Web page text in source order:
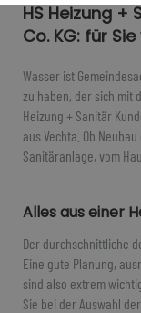
HS Heizung +
Co. KG: für
Wasser ist
zu haben, der sich mit
Heizung + Sanitär
aus Vechta. Ob
Sanitäranlage, vom
Alles aus einer
Der durchschnittliche
Eine gute Planung,
sind also extrem
Sie bei der Auswahl